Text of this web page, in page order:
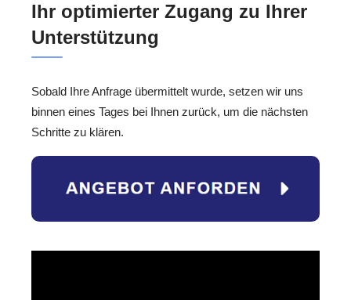
Ihr optimierter Zugang zu Ihrer
Unterstützung
Sobald Ihre Anfrage übermittelt wurde, setzen wir uns
binnen eines Tages bei Ihnen zurück, um die nächsten
Schritte zu klären.